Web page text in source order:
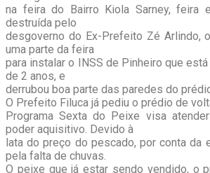
na feira do Bairro Kiola Sarney, feira
destruída pelo
desgoverno do Ex-Prefeito Zé Arlindo,
uma parte da feira
para instalar o INSS de Pinheiro que
de 2 anos, e
derrubou boa parte das paredes do
O Prefeito Filuca já pediu o prédio de
Programa Sexta do Peixe visa
poder aquisitivo. Devido à
lata do preço do pescado, por conta da
pela falta de chuvas.
O peixe que já estar sendo vendido, o